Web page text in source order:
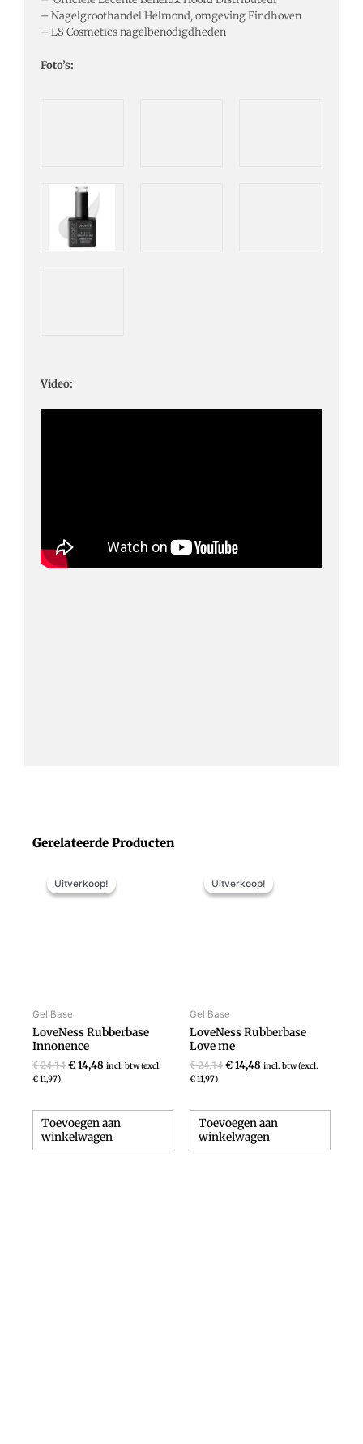
– Nagelgroothandel Helmond, omgeving Eindhoven
– LS Cosmetics nagelbenodigdheden
Foto’s:
Video:
Gerelateerde Producten
Uitverkoop!
Uitverkoop!
Gel Base
LoveNess Rubberbase
Innonence
€24,14
prijs
was:
€ 14,48
prijs
is:
incl. btw (excl.
€11,97)
Toevoegen aan
winkelwagen
Uitverkoop!
Uitverkoop!
Gel Base
LoveNess Rubberbase
Love me
€24,14
prijs
was:
€ 14,48
prijs
is:
incl. btw (excl.
€11,97)
Toevoegen aan
winkelwagen